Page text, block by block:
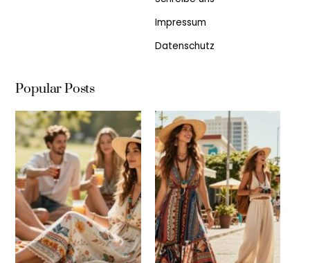
Impressum
Datenschutz
Popular Posts